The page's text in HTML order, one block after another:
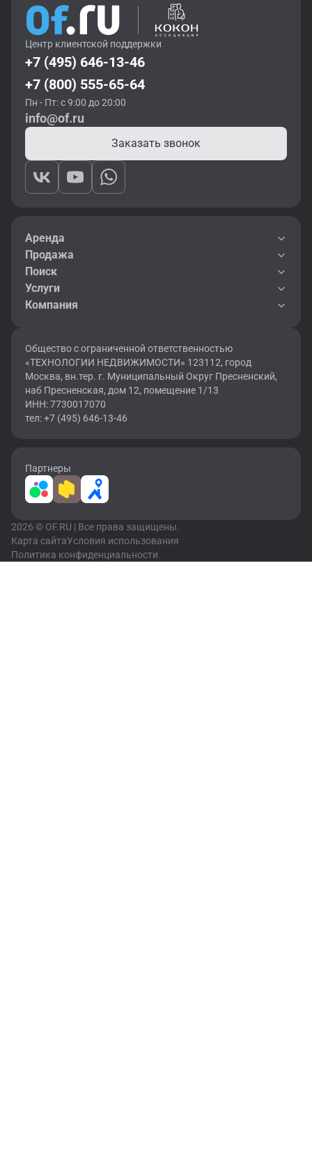
Центр клиентской поддержки
+7 (495) 646-13-46
+7 (800) 555-65-64
Пн - Пт: с 9:00 до 20:00
info@of.ru
Заказать звонок
Аренда
Продажа
Поиск
Услуги
Компания
Общество с ограниченной ответственностью
«ТЕХНОЛОГИИ НЕДВИЖИМОСТИ» 123112, город
Москва, вн.тер. г. Муниципальный Округ Пресненский,
наб Пресненская, дом 12, помещение 1/13
ИНН: 7730017070
тел: +7 (495) 646-13-46
Партнеры
2026 © OF.RU | Все права защищены.
Карта сайтаУсловия использования
Политика конфиденциальности